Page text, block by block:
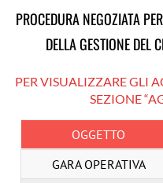
PROCEDURA NEGOZIATA
DELLA GESTIONE DEL
PER VISUALIZZARE GLI
SEZIONE
OGGETTO
GARA OPERATIVA